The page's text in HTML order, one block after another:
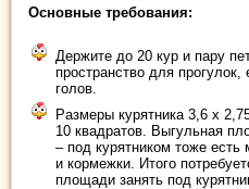
Основные требования:
Держите до 20 кур и пару
пространство для
голов.
Размеры курятника 3,6 х
10 квадратов. Выгульная
– под курятником тоже есть
и кормежки. Итого
площади занять под